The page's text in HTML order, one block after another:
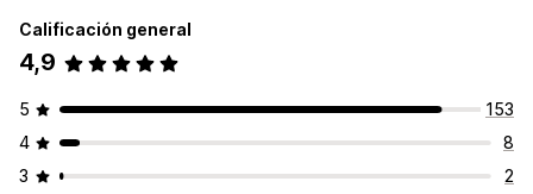
Calificación general
4,9
5
153
4
8
3
2